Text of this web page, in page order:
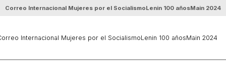
Correo Internacional Mujeres por el SocialismoLenin 100 añosMain 2024
Internacional Mujeres por el SocialismoLenin 100 añosMain 2024